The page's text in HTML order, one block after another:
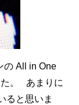
の All in One
た。 あまりに
ると思いま